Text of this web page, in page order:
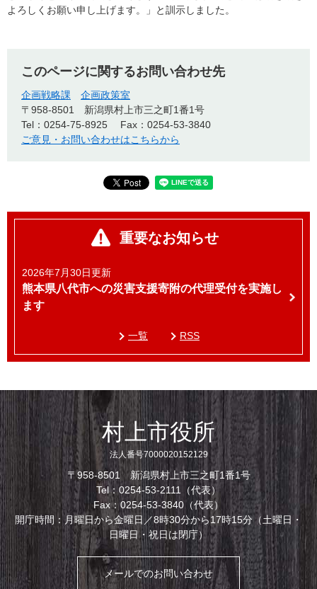
よろしくお願い申し上げます。」と訓示しました。
このページに関するお問い合わせ先
企画戦略課
企画政策室
〒958-8501
新潟県村上市三之町1番1号
Tel：0254-75-8925
Fax：0254-53-3840
ご意見・お問い合わせはこちらから
重要なお知らせ
2026年7月30日更新
熊本県八代市への災害支援寄附の代理受付を実施し
ます
一覧 RSS
村上市役所
法人番号7000020152129
〒958-8501 新潟県村上市三之町1番1号
Tel：0254-53-2111（代表）
Fax：0254-53-3840（代表）
開庁時間：月曜日から金曜日／8時30分から17時15分（土曜日・
日曜日・祝日は閉庁）
メールでのお問い合わせ